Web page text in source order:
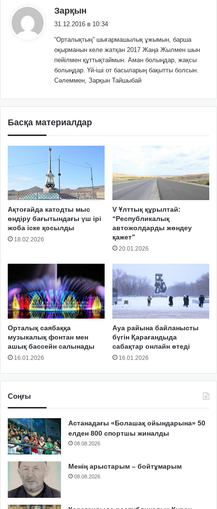
Зарқын
31.12.2016 в 10:34
“Орталықтың” шығармашылық ұжымын, барша
оқырманын келе жатқан 2017 Жаңа Жылмен шын
пейілмен құттықтаймын. Аман болыңдар, жақсы
болыңдар. Үй-іші от басыларың бақытты болсын.
Сәлеммен, Зарқын Тайшыбай
Басқа материалдар
Ақтоғайда катодты мыс
өндіру бағытындағы үш ірі
жоба іске қосылды
18.02.2026
V Ұлттық құрылтай:
“Республикалық
автожолдарды жөндеу
қажет”
20.01.2026
Орталық саябаққа
музыкалық фонтан мен
ашық бассейн салынады
16.01.2026
Ауа райына байланысты
бүгін Қарағандыда
сабақтар онлайн өтеді
16.01.2026
Соңғы
Астанадағы «Болашақ ойындарына» 50
елден 800 спортшы жиналды
08.08.2026
Менің арыстарым – бойтұмарым
08.08.2026